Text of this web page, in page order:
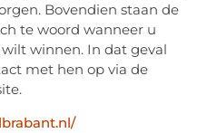
Bovendien staan de
te woord wanneer u
winnen. In dat geval
met hen op via de